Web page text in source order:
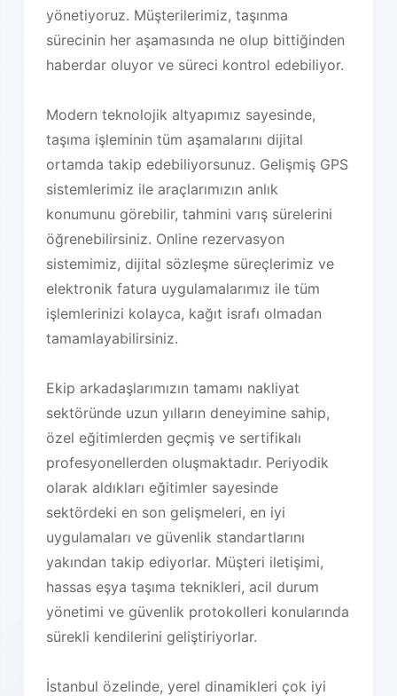
yönetiyoruz. Müşterilerimiz, taşınma
sürecinin her aşamasında ne olup bittiğinden
haberdar oluyor ve süreci kontrol edebiliyor.
Modern teknolojik altyapımız sayesinde,
taşıma işleminin tüm aşamalarını dijital
ortamda takip edebiliyorsunuz. Gelişmiş GPS
sistemlerimiz ile araçlarımızın anlık
konumunu görebilir, tahmini varış sürelerini
öğrenebilirsiniz. Online rezervasyon
sistemimiz, dijital sözleşme süreçlerimiz ve
elektronik fatura uygulamalarımız ile tüm
işlemlerinizi kolayca, kağıt israfı olmadan
tamamlayabilirsiniz.
Ekip arkadaşlarımızın tamamı nakliyat
sektöründe uzun yılların deneyimine sahip,
özel eğitimlerden geçmiş ve sertifikalı
profesyonellerden oluşmaktadır. Periyodik
olarak aldıkları eğitimler sayesinde
sektördeki en son gelişmeleri, en iyi
uygulamaları ve güvenlik standartlarını
yakından takip ediyorlar. Müşteri iletişimi,
hassas eşya taşıma teknikleri, acil durum
yönetimi ve güvenlik protokolleri konularında
sürekli kendilerini geliştiriyorlar.
İstanbul özelinde, yerel dinamikleri çok iyi